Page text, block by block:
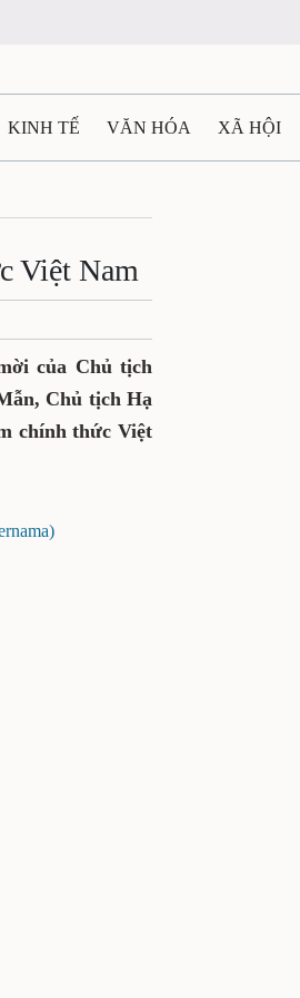
KINH TẾ VĂN HÓA XÃ HỘI
THAO THÔNG TIN - QUẢNG CÁO
Việt Nam
của Chủ tịch
Chủ tịch Hạ
chính thức Việt